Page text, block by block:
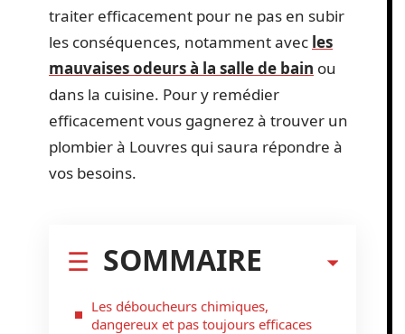
traiter efficacement pour ne pas en subir
les conséquences, notamment avec les
mauvaises odeurs à la salle de bain ou
dans la cuisine. Pour y remédier
efficacement vous gagnerez à trouver un
plombier à Louvres qui saura répondre à
vos besoins.
SOMMAIRE
Les déboucheurs chimiques,
dangereux et pas toujours efficaces